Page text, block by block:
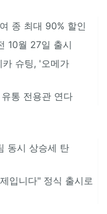
종 최대 90% 할인
10월 27일 출시
슈팅, '오메가
통 전용관 연다
동시 상승세 탄
입니다" 정식 출시로